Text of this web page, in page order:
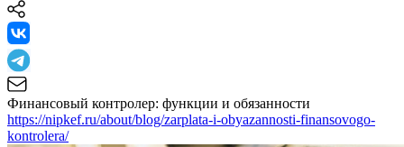
Финансовый контролер: функции и обязанности
https://nipkef.ru/about/blog/zarplata-i-obyazannosti-finansovogo-
kontrolera/